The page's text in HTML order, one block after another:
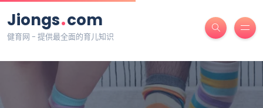
Jiongs.com
健育网 - 提供最全面的育儿知识